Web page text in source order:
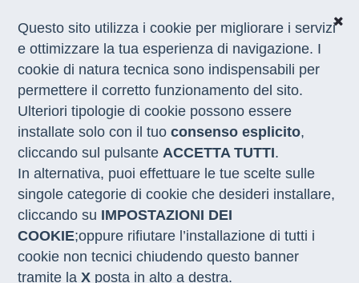
CHI SIAMO
COSA FACCIAMO
I NOSTRI SERVIZI
MEDIA
CON LE REGIONI
Home / Notizie / Rapporto Ugl - Luiss School sull'orientamento
ORIENTAMENTO POST DIPLOMA
30.04.2025
Questo sito utilizza i cookie per migliorare i servizi
e ottimizzare la tua esperienza di navigazione. I
cookie di natura tecnica sono indispensabili per
permettere il corretto funzionamento del sito.
Ulteriori tipologie di cookie possono essere
installate solo con il tuoconsenso esplicito,
cliccando sul pulsanteACCETTA TUTTI.
In alternativa, puoi effettuare le tue scelte sulle
singole categorie di cookie che desideri installare,
cliccando su IMPOSTAZIONI DEI
COOKIE;oppure rifiutare l’installazione di tutti i
cookie non tecnici chiudendo questo banner
tramite laX posta in alto a destra.